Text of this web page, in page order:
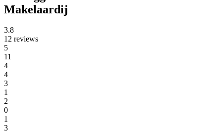
Makelaardij
3.8
12 reviews
5
11
4
4
3
1
2
0
1
3